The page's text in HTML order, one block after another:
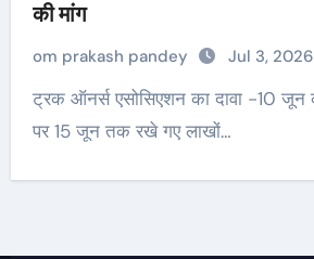
की मांग
om prakash pandey Jul 3, 2026
ट्रक ऑनर्स एसोसिएशन का दावा -10 जून की रिपोर्ट के आधार
पर 15 जून तक रखे गए लाखों…